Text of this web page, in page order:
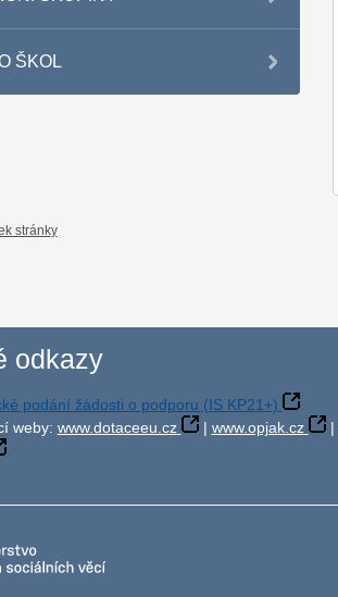
ŠKOL
stránky
odkazy
podání žádosti o podporu (IS KP21+)
weby: www.dotaceeu.cz | www.opjak.cz |